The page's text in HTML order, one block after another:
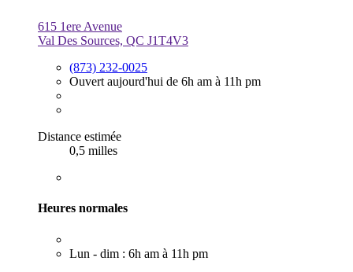
615 1ere Avenue
Val Des Sources, QC J1T4V3
(873) 232-0025
Ouvert aujourd'hui de 6h am à 11h pm
Distance estimée
0,5 milles
Heures normales
Lun - dim : 6h am à 11h pm